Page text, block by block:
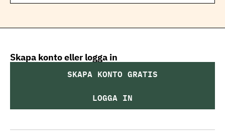
Skapa konto eller logga in
SKAPA KONTO GRATIS
LOGGA IN